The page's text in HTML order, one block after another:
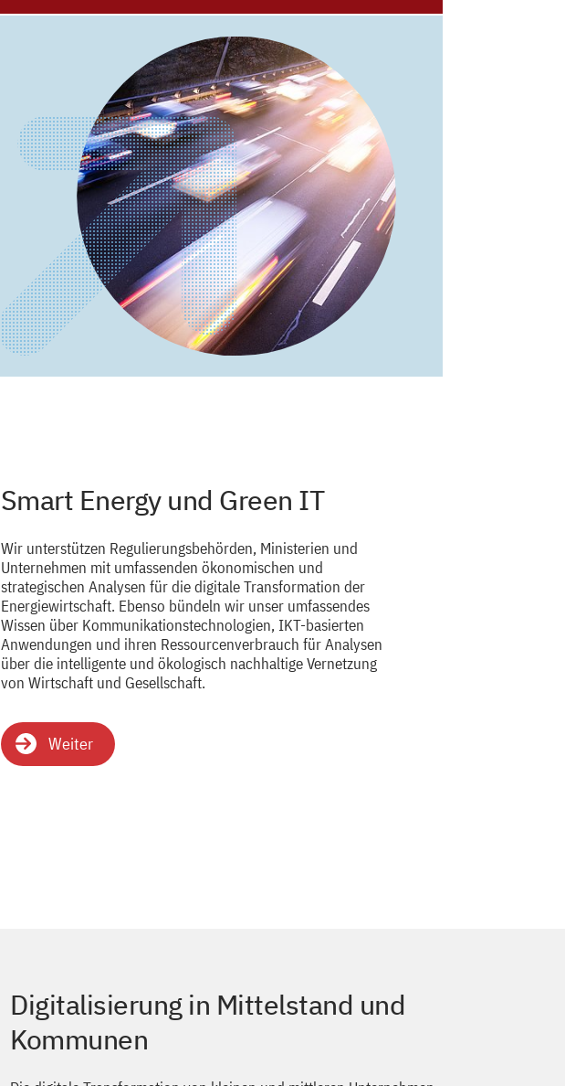
Smart Energy und Green IT
Wir unterstützen Regulierungsbehörden, Ministerien und
Unternehmen mit umfassenden ökonomischen und
strategischen Analysen für die digitale Transformation der
Energiewirtschaft. Ebenso bündeln wir unser umfassendes
Wissen über Kommunikationstechnologien, IKT-basierten
Anwendungen und ihren Ressourcenverbrauch für Analysen
über die intelligente und ökologisch nachhaltige Vernetzung
von Wirtschaft und Gesellschaft.
Weiter
Digitalisierung in Mittelstand und
Kommunen